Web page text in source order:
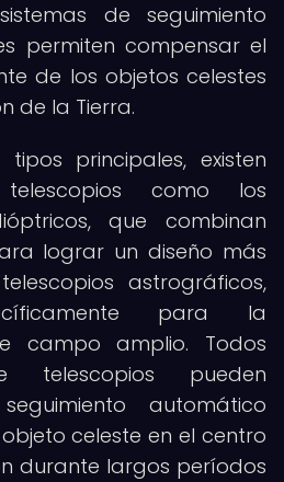
de seguimiento
permiten compensar el
de los objetos celestes
de la Tierra.
principales, existen
como los
que combinan
lograr un diseño más
astrográficos,
para la
campo amplio. Todos
pueden
automático
celeste en el centro
durante largos períodos